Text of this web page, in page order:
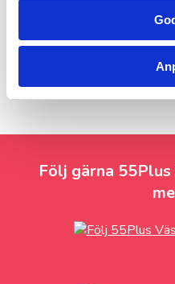
Då lokala avvikelser kan
kontakt med ditt
Följ gärna